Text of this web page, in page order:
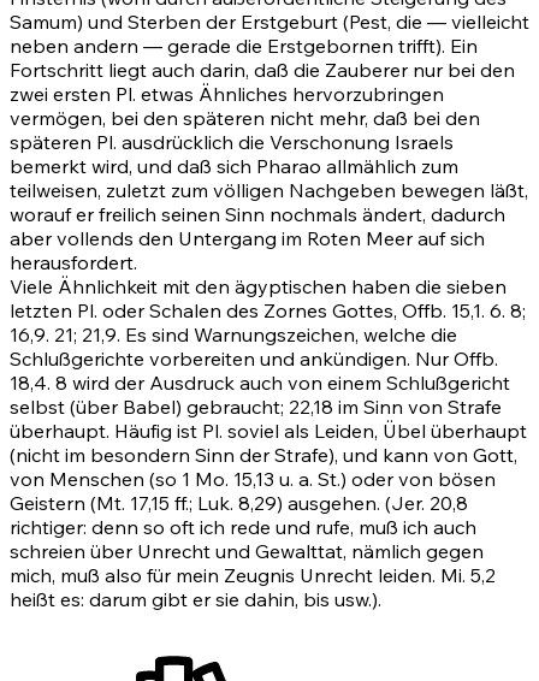
Samum) und Sterben der Erstgeburt (Pest, die — vielleicht
neben andern — gerade die Erstgebornen trifft). Ein
Fortschritt liegt auch darin, daß die Zauberer nur bei den
zwei ersten Pl. etwas Ähnliches hervorzubringen
vermögen, bei den späteren nicht mehr, daß bei den
späteren Pl. ausdrücklich die Verschonung Israels
bemerkt wird, und daß sich Pharao allmählich zum
teilweisen, zuletzt zum völligen Nachgeben bewegen läßt,
worauf er freilich seinen Sinn nochmals ändert, dadurch
aber vollends den Untergang im Roten Meer auf sich
herausfordert.
Viele Ähnlichkeit mit den ägyptischen haben die sieben
letzten Pl. oder Schalen des Zornes Gottes, Offb. 15,1. 6. 8;
16,9. 21; 21,9. Es sind Warnungszeichen, welche die
Schlußgerichte vorbereiten und ankündigen. NurOffb.
18,4. 8 wird der Ausdruck auch von einem Schlußgericht
selbst (über Babel) gebraucht; 22,18 im Sinn von Strafe
überhaupt. Häufig ist Pl. soviel als Leiden, Übel überhaupt
(nicht im besondern Sinn der Strafe), und kann von Gott,
von Menschen (so 1 Mo. 15,13 u. a. St.) oder von bösen
Geistern (Mt. 17,15 ff.; Luk. 8,29) ausgehen. (Jer. 20,8
richtiger: denn so oft ich rede und rufe, muß ich auch
schreien über Unrecht und Gewalttat, nämlich gegen
mich, muß also für mein Zeugnis Unrecht leiden. Mi. 5,2
heißt es: darum gibt er sie dahin, bis usw.).